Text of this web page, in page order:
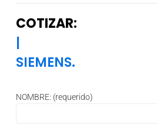
COTIZAR:
|
SIEMENS.
NOMBRE: (requerido)